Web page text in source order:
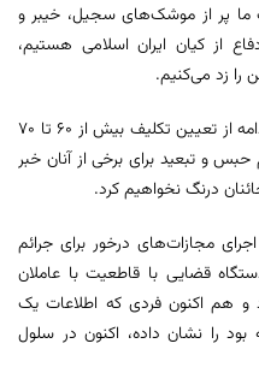
ما پر از موشک‌های سجیل، خیبر و
از کیان ایران اسلامی هستیم،
را زد می‌کنیم.
رئیس‌کل دادگستری خراسان جنوبی در ادامه از تعیین تکلیف بیش از ۶۰ تا ۷۰
و تبعید برای برخی از آنان خبر
درنگ نخواهیم کرد.
مجازات‌های درخور برای جرائم
قضایی با قاطعیت با عاملان
و هم اکنون فردی که اطلاعات یک
را نشان داده، اکنون در سلول